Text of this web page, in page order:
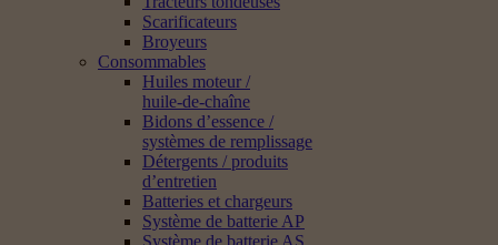
Scarificateurs
Broyeurs
Consommables
Huiles moteur /
huile-de-chaîne
Bidons d’essence /
systèmes de remplissage
Détergents / produits
d’entretien
Batteries et chargeurs
Système de batterie AP
Système de batterie AS